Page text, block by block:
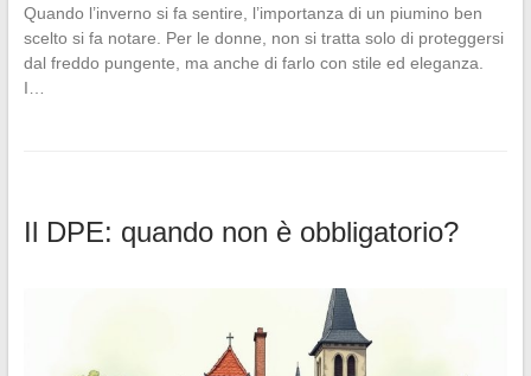
Quando l’inverno si fa sentire, l’importanza di un piumino ben
scelto si fa notare. Per le donne, non si tratta solo di proteggersi
dal freddo pungente, ma anche di farlo con stile ed eleganza.
I…
Il DPE: quando non è obbligatorio?